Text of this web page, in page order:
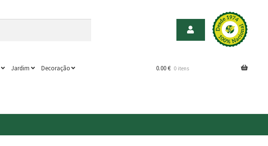
Jardim Decoração 0.00€ 0 itens